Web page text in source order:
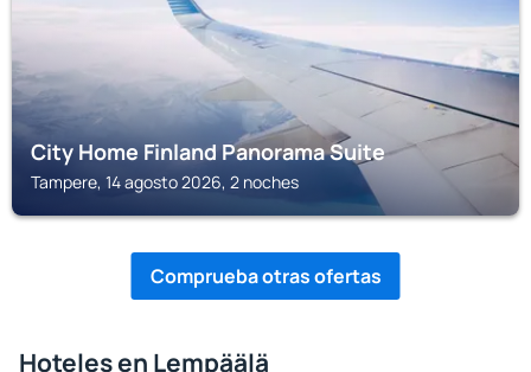
City Home Finland Panorama Suite
Tampere, 14 agosto 2026, 2 noches
Comprueba otras ofertas
Hoteles en Lempäälä